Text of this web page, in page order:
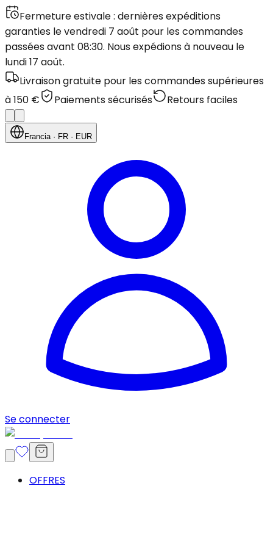
Fermeture estivale : dernières expéditions
garanties le vendredi 7 août pour les commandes
passées avant 08:30. Nous expédions à nouveau le
lundi 17 août.
Livraison gratuite pour les commandes supérieures
à 150 €
Paiements sécurisés Retours faciles
Francia· FR · EUR
Se connecter
OFFRES